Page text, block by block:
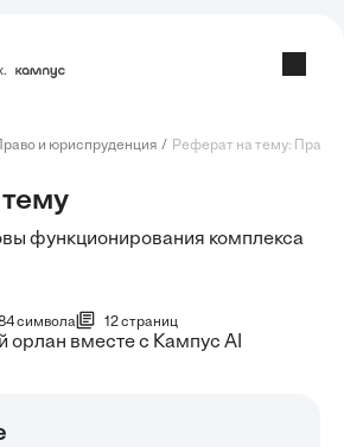
Право и юриспруденция Реферат на тему:
функционирования комплекса
символа 12 страниц
орлан вместе с Кампус AI